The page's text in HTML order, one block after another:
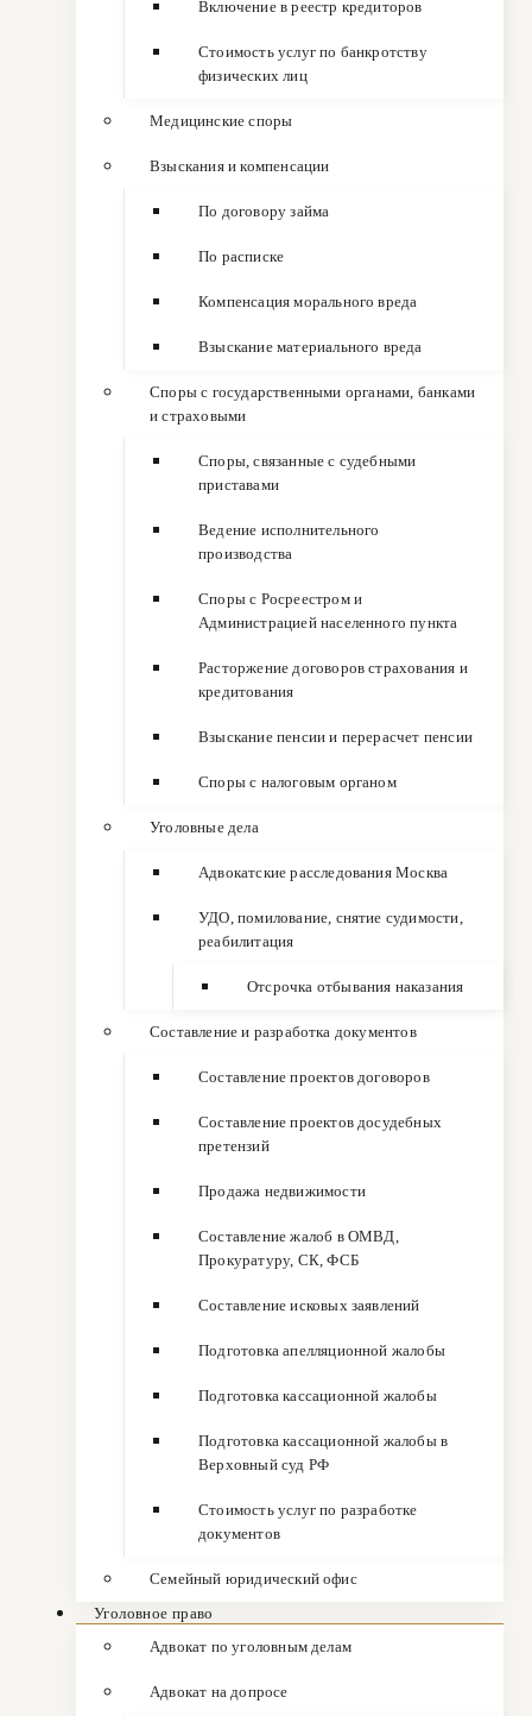
Включение в реестр кредиторов
Стоимость услуг по банкротству
физических лиц
Медицинские споры
Взыскания и компенсации
По договору займа
По расписке
Компенсация морального вреда
Взыскание материального вреда
Споры с государственными органами, банками
и страховыми
Споры, связанные с судебными
приставами
Ведение исполнительного
производства
Споры с Росреестром и
Администрацией населенного пункта
Расторжение договоров страхования и
кредитования
Взыскание пенсии и перерасчет пенсии
Споры с налоговым органом
Уголовные дела
Адвокатские расследования Москва
УДО, помилование, снятие судимости,
реабилитация
Отсрочка отбывания наказания
Составление и разработка документов
Составление проектов договоров
Составление проектов досудебных
претензий
Продажа недвижимости
Составление жалоб в ОМВД,
Прокуратуру, СК, ФСБ
Составление исковых заявлений
Подготовка апелляционной жалобы
Подготовка кассационной жалобы
Подготовка кассационной жалобы в
Верховный суд РФ
Стоимость услуг по разработке
документов
Семейный юридический офис
Уголовное право
Адвокат по уголовным делам
Адвокат на допросе